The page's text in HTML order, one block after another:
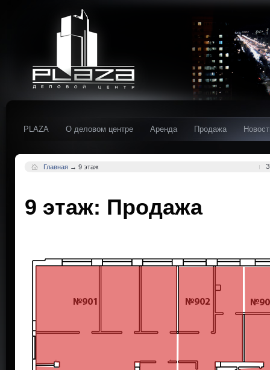
PLAZA О деловом центре Аренда Продажа
Главная → 9 этаж
9 этаж: Продажа